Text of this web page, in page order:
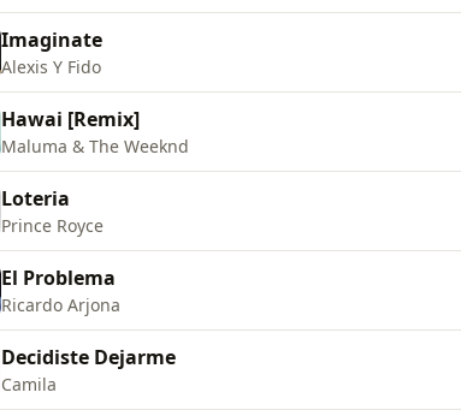
Imaginate
Alexis Y Fido
Hawai [Remix]
Maluma & The Weeknd
Loteria
Prince Royce
El Problema
Ricardo Arjona
Decidiste Dejarme
Camila